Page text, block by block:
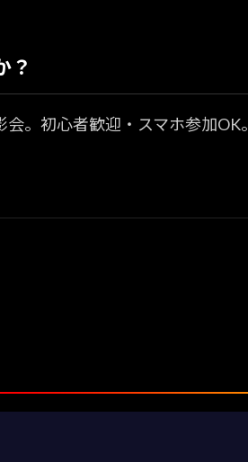
？
。初心者歓迎・スマホ参加OK。